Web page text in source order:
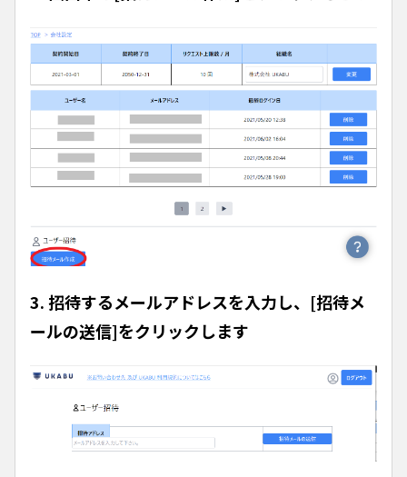
3. 招待するメールアドレスを入力し、[招待メ
ールの送信]をクリックします